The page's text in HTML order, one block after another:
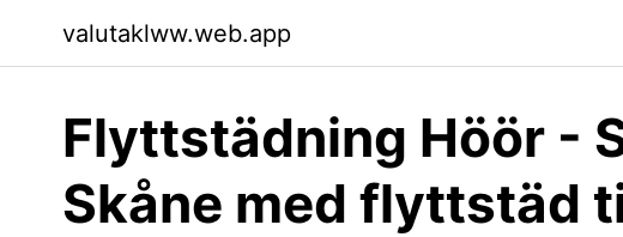
valutaklww.web.app
Flyttstädning Höör -
Skåne med flyttstäd